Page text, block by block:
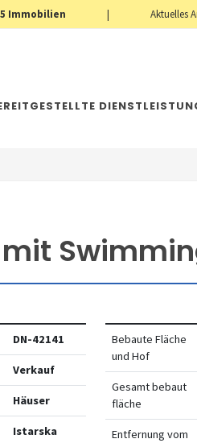
Immobilien | Aktuelles
mit
DN-42141
Verkauf
Häuser
Istarska
Bebaute Fläche
und Hof
Gesamt bebaut
fläche
Entfernung vom